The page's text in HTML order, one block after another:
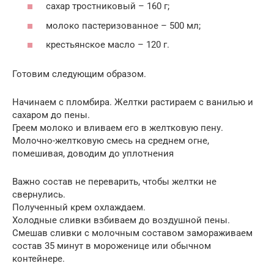
сахар тростниковый – 160 г;
молоко пастеризованное – 500 мл;
крестьянское масло – 120 г.
Готовим следующим образом.
Начинаем с пломбира. Желтки растираем с ванилью и
сахаром до пены.
Греем молоко и вливаем его в желтковую пену.
Молочно-желтковую смесь на среднем огне,
помешивая, доводим до уплотнения
Важно состав не переварить, чтобы желтки не
свернулись.
Полученный крем охлаждаем.
Холодные сливки взбиваем до воздушной пены.
Смешав сливки с молочным составом замораживаем
состав 35 минут в мороженице или обычном
контейнере.